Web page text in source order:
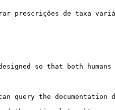
prescrições de taxa
so that both
the documentation